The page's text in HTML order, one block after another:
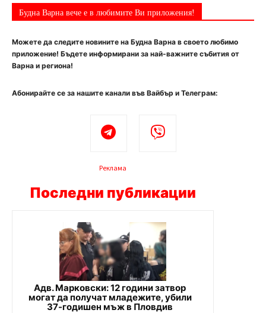
Будна Варна вече е в любимите Ви приложения!
Можете да следите новините на Будна Варна в своето любимо
приложение! Бъдете информирани за най-важните събития от
Варна и региона!
Абонирайте се за нашите канали във Вайбър и Телеграм:
Реклама
Последни публикации
Адв. Марковски: 12 години затвор
могат да получат младежите, убили
37-годишен мъж в Пловдив